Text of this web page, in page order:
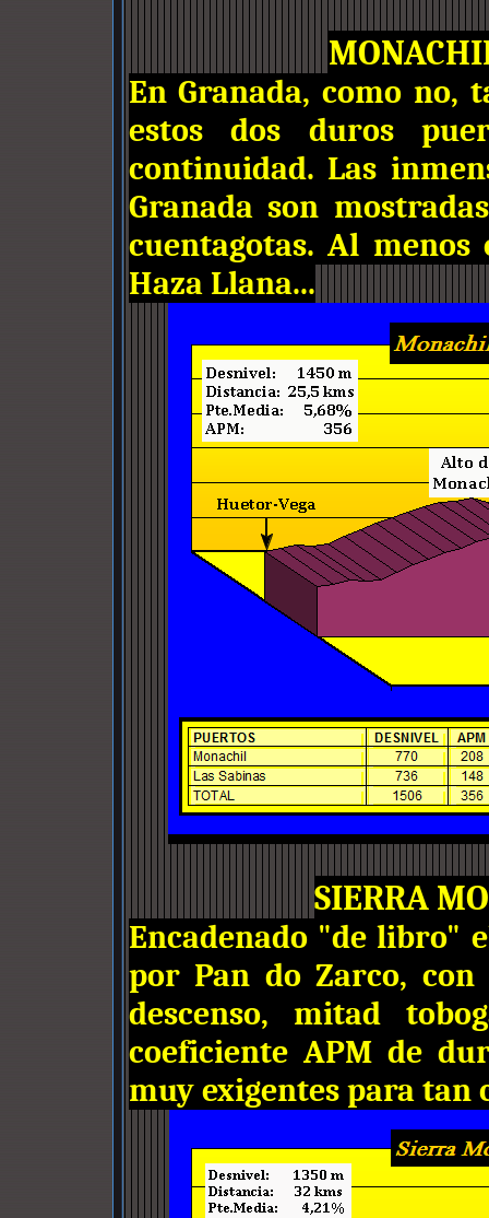
En Granada, como no,
estos dos duros
continuidad. Las
Granada son
cuentagotas. Al
Haza Llana...
SIERRA
Encadenado "de libro"
por Pan do Zarco,
descenso, mitad
coeficiente APM de
muy exigentes para tan